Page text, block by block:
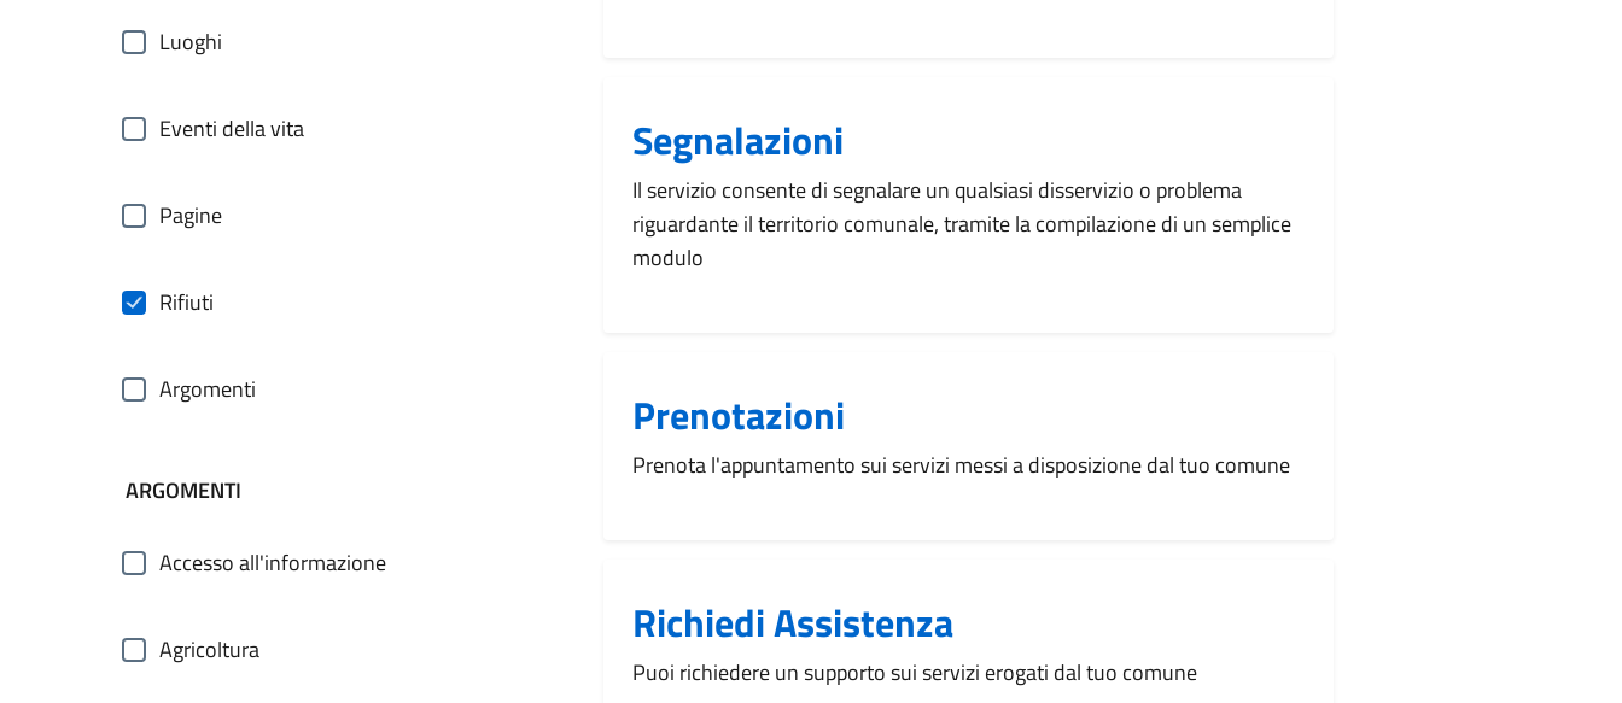
Luoghi
Eventi della vita
Pagine
Rifiuti
Argomenti
ARGOMENTI
Accesso all'informazione
Agricoltura
Segnalazioni
Il servizio consente di segnalare un qualsiasi disservizio o problema
riguardante il territorio comunale, tramite la compilazione di un semplice
modulo
Prenotazioni
Prenota l'appuntamento sui servizi messi a disposizione dal tuo comune
Richiedi Assistenza
Puoi richiedere un supporto sui servizi erogati dal tuo comune